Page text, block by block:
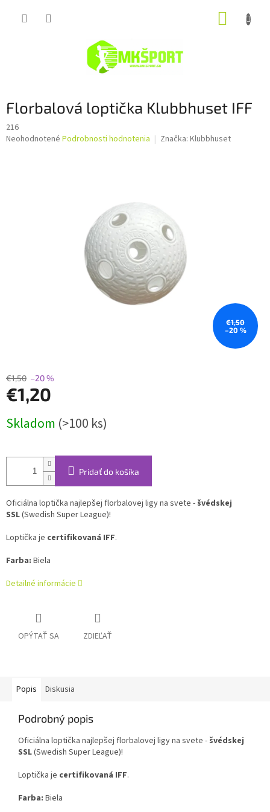
Florbalová loptička Klubbhuset IFF
216
Priemerné
Neohodnotené Podrobnosti hodnotenia Značka: Klubbhuset
€1,50
–20 %
€1,50 –20 %
€1,20
cena:
Skladom (>100 ks)
Pridať do košíka
Oficiálna loptička najlepšej florbalovej ligy na svete - švédskej
SSL(Swedish Super League)!
Loptička je certifikovaná IFF.
Farba: Biela
Detailné informácie
OPÝTAŤ SA ZDIEĽAŤ
Popis Diskusia
Podrobný popis
Oficiálna loptička najlepšej florbalovej ligy na svete - švédskej
SSL(Swedish Super League)!
Loptička je certifikovaná IFF.
Farba: Biela